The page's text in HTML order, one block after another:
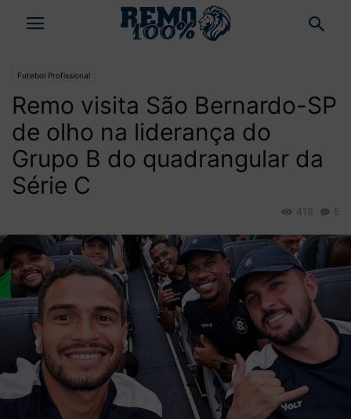
Futebol Profissional
Remo visita São Bernardo-SP
de olho na liderança do
Grupo B do quadrangular da
Série C
5
419